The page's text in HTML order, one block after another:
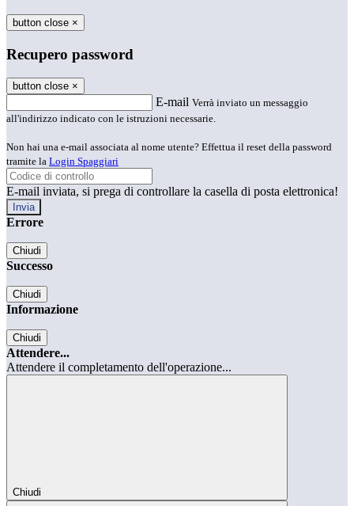
button close ×
Recupero password
button close ×
E-mail Verrà inviato un messaggio
all'indirizzo indicato con le istruzioni necessarie.
Non hai una e-mail associata al nome utente? Effettua il reset della password
tramite la Login Spaggiari
E-mail inviata, si prega di controllare la casella di posta elettronica!
Errore
Chiudi
Successo
Chiudi
Informazione
Chiudi
Attendere...
Attendere il completamento dell'operazione...
Chiudi